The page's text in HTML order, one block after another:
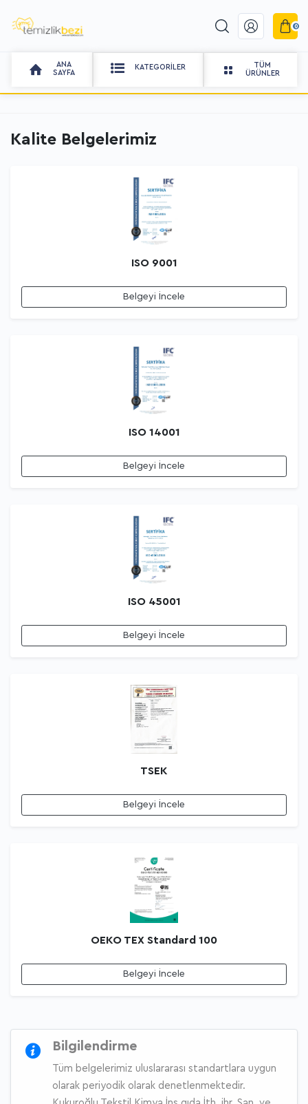
0
ANA
SAYFA
KATEGORILER
TÜM
ÜRÜNLER
Kalite Belgelerimiz
ISO 9001
Belgeyi İncele
ISO 14001
Belgeyi İncele
ISO 45001
Belgeyi İncele
TSEK
Belgeyi İncele
OEKO TEX Standard 100
Belgeyi İncele
Bilgilendirme
Tüm belgelerimiz uluslararası standartlara uygun
olarak periyodik olarak denetlenmektedir.